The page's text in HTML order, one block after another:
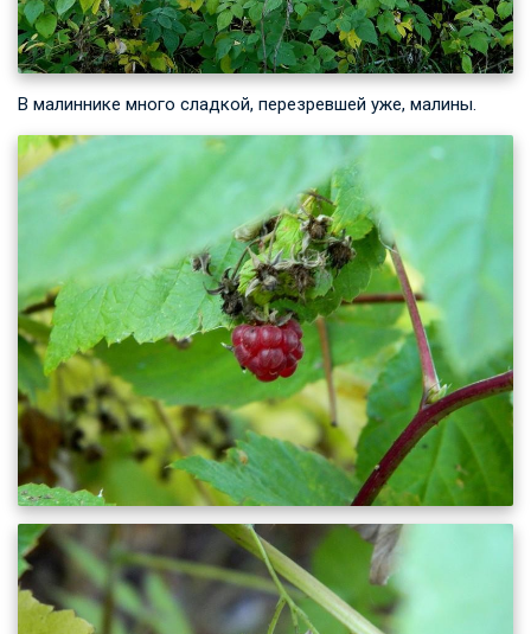
В малиннике много сладкой, перезревшей уже, малины.